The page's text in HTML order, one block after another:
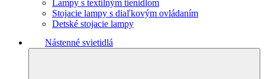
Lampy s textilným tienidlom
Stojacie lampy s diaľkovým ovládaním
Detské stojacie lampy
Nástenné svietidlá